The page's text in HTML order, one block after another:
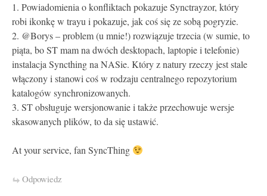
1. Powiadomienia o konfliktach pokazuje Synctrayzor, który
robi ikonkę w trayu i pokazuje, jak coś się ze sobą pogryzie.
2. @Borys – problem (u mnie!) rozwiązuje trzecia (w sumie, to
piąta, bo ST mam na dwóch desktopach, laptopie i telefonie)
instalacja Syncthing na NASie. Który z natury rzeczy jest stale
włączony i stanowi coś w rodzaju centralnego repozytorium
katalogów synchronizowanych.
3. ST obsługuje wersjonowanie i także przechowuje wersje
skasowanych plików, to da się ustawić.
At your service, fan SyncThing
Odpowiedz